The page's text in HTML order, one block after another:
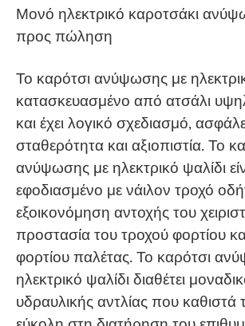
Μονό ηλεκτρικό καροτσάκι
προς πώληση
Το καρότσι ανύψωσης με
κατασκευασμένο από ατσάλι
και έχει λογικό σχεδιασμό,
σταθερότητα και αξιοπιστία. Το
ανύψωσης με ηλεκτρικό ψαλίδι
εφοδιασμένο με νάιλον τροχό
εξοικονόμηση αντοχής του
προστασία του τροχού φορτίου
φορτίου παλέτας. Το καρότσι
ηλεκτρικό ψαλίδι διαθέτει
υδραυλικής αντλίας που καθιστά